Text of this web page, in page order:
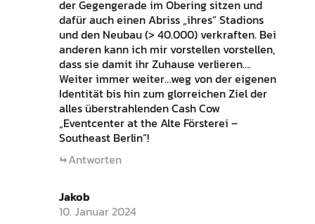
der Gegengerade im Obering sitzen und
dafür auch einen Abriss „ihres“ Stadions
und den Neubau (> 40.000) verkraften. Bei
anderen kann ich mir vorstellen vorstellen,
dass sie damit ihr Zuhause verlieren….
Weiter immer weiter…weg von der eigenen
Identität bis hin zum glorreichen Ziel der
alles überstrahlenden Cash Cow
„Eventcenter at the Alte Försterei –
Southeast Berlin“!
Antworten
Jakob
10. Januar 2024